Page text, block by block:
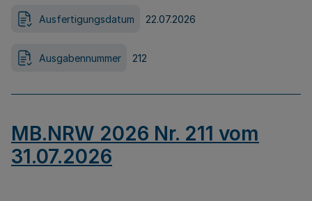
Ausfertigungsdatum 22.07.2026
Ausgabennummer 212
MB.NRW 2026 Nr. 211 vom
31.07.2026